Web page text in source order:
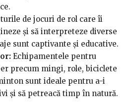
de jocuri de rol care îi
și să interpreteze diverse
sunt captivante și educative.
Echipamentele pentru
precum mingi, role, biciclete
sunt ideale pentru a-i
și să petreacă timp în natură.